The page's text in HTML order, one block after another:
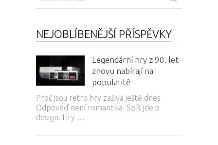
NEJOBLÍBENĚJŠÍ PŘÍSPĚVKY
Legendární hry z 90. let
znovu nabírají na
popularitě
Proč jsou retro hry zaživa ještě dnes
Odpověď není romantika. Spíš jde o
design. Hry …